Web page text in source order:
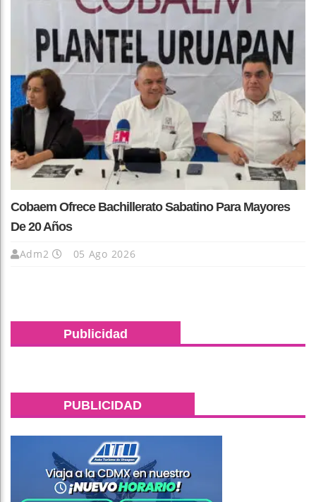
Cobaem Ofrece Bachillerato Sabatino Para Mayores
De 20 Años
Adm2 05 Ago 2026
Publicidad
PUBLICIDAD